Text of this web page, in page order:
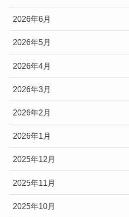
2026年6月
2026年5月
2026年4月
2026年3月
2026年2月
2026年1月
2025年12月
2025年11月
2025年10月